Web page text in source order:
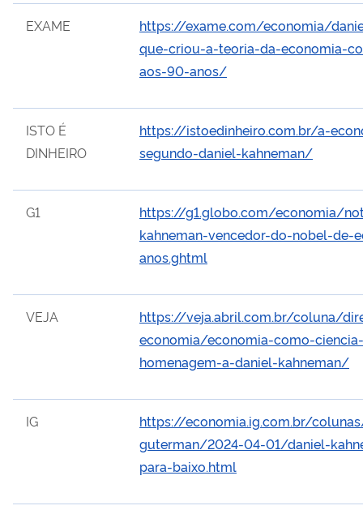
EXAME
https://exame.com/economia/
que-criou-a-teoria-da-economia-
aos-90-anos/
ISTO É
DINHEIRO
https://istoedinheiro.com.br/a-
segundo-daniel-kahneman/
G1
https://g1.globo.com/economia/
kahneman-vencedor-do-nobel-
anos.ghtml
VEJA
https://veja.abril.com.br/coluna/
economia/economia-como-
homenagem-a-daniel-kahneman/
IG
https://economia.ig.com.br/
guterman/2024-04-01/daniel-
para-baixo.html